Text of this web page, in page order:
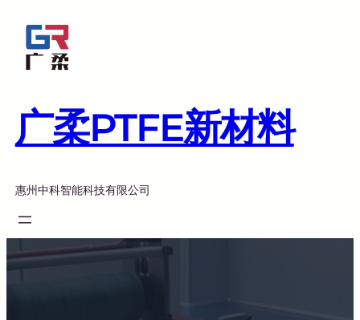
广柔PTFE新材料
惠州中科智能科技有限公司